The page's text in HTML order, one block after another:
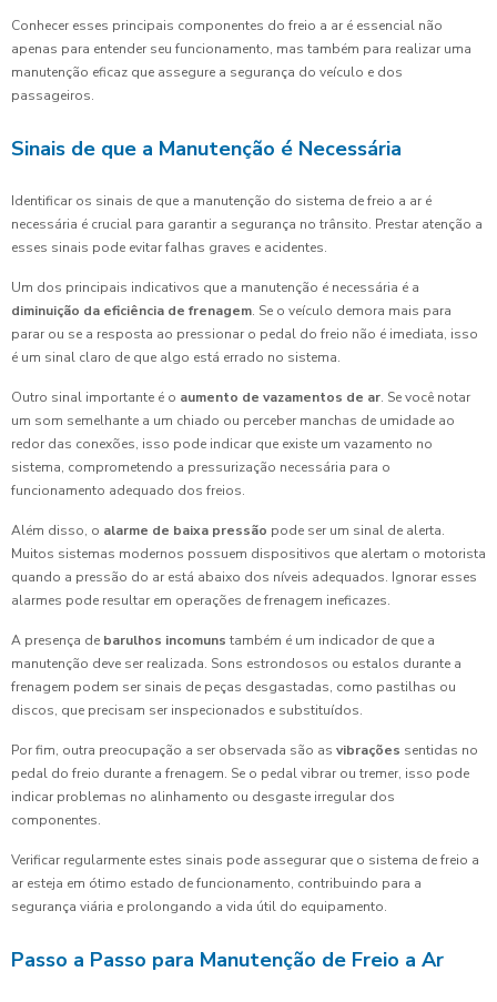
Conhecer esses principais componentes do freio a ar é essencial não
apenas para entender seu funcionamento, mas também para realizar uma
manutenção eficaz que assegure a segurança do veículo e dos
passageiros.
Sinais de que a Manutenção é Necessária
Identificar os sinais de que a manutenção do sistema de freio a ar é
necessária é crucial para garantir a segurança no trânsito. Prestar atenção a
esses sinais pode evitar falhas graves e acidentes.
Um dos principais indicativos que a manutenção é necessária é a
diminuição da eficiência de frenagem. Se o veículo demora mais para
parar ou se a resposta ao pressionar o pedal do freio não é imediata, isso
é um sinal claro de que algo está errado no sistema.
Outro sinal importante é o aumento de vazamentos de ar. Se você notar
um som semelhante a um chiado ou perceber manchas de umidade ao
redor das conexões, isso pode indicar que existe um vazamento no
sistema, comprometendo a pressurização necessária para o
funcionamento adequado dos freios.
Além disso, o alarme de baixa pressão pode ser um sinal de alerta.
Muitos sistemas modernos possuem dispositivos que alertam o motorista
quando a pressão do ar está abaixo dos níveis adequados. Ignorar esses
alarmes pode resultar em operações de frenagem ineficazes.
A presença de barulhos incomuns também é um indicador de que a
manutenção deve ser realizada. Sons estrondosos ou estalos durante a
frenagem podem ser sinais de peças desgastadas, como pastilhas ou
discos, que precisam ser inspecionados e substituídos.
Por fim, outra preocupação a ser observada são as vibrações sentidas no
pedal do freio durante a frenagem. Se o pedal vibrar ou tremer, isso pode
indicar problemas no alinhamento ou desgaste irregular dos
componentes.
Verificar regularmente estes sinais pode assegurar que o sistema de freio a
ar esteja em ótimo estado de funcionamento, contribuindo para a
segurança viária e prolongando a vida útil do equipamento.
Passo a Passo para Manutenção de Freio a Ar